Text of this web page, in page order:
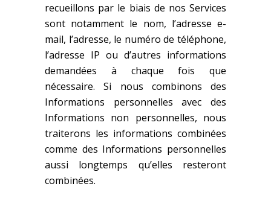
recueillons par le biais de nos Services
sont notamment le nom, l’adresse e-
mail, l’adresse, le numéro de téléphone,
l’adresse IP ou d’autres informations
demandées à chaque fois que
nécessaire. Si nous combinons des
Informations personnelles avec des
Informations non personnelles, nous
traiterons les informations combinées
comme des Informations personnelles
aussi longtemps qu’elles resteront
combinées.